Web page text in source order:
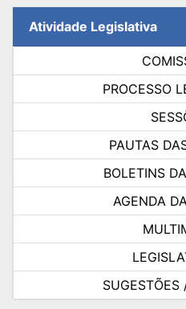
Atividade Legislativa
PROCESSO
PAUTAS
BOLETINS
AGENDA
SUGESTÕES